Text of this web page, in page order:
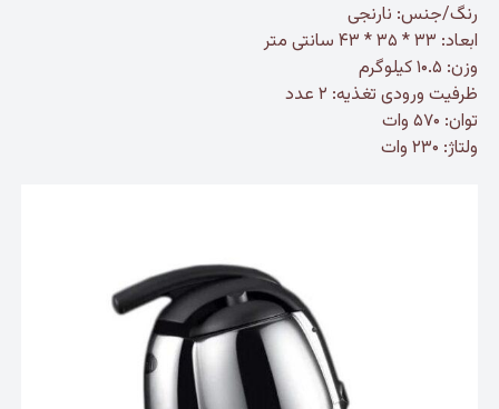
رنگ/جنس: نارنجی
ابعاد: ۳۳ * ۳۵ * ۴۳ سانتی متر
وزن: ۱۰.۵ کیلوگرم
ظرفیت ورودی تغذیه: ۲ عدد
توان: ۵۷۰ وات
ولتاژ: ۲۳۰ وات